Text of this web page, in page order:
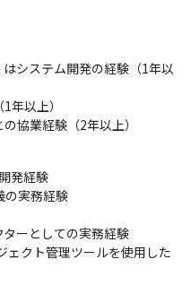
、現行タスクや障害、開発
てディスカッションを行い
ュニケーションを取ってい
の納品処理を行い、次のスプ
ームで行っています
システム開発の経験（1年以
年以上）
協業経験（2年以上）
発経験
の実務経験
ターとしての実務経験
クト管理ツールを使用した